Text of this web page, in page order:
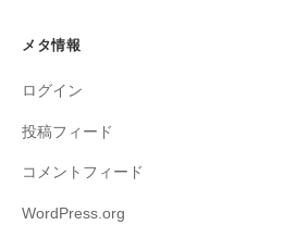
メタ情報
ログイン
投稿フィード
コメントフィード
WordPress.org